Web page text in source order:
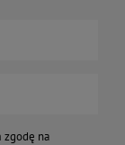
zgodę na